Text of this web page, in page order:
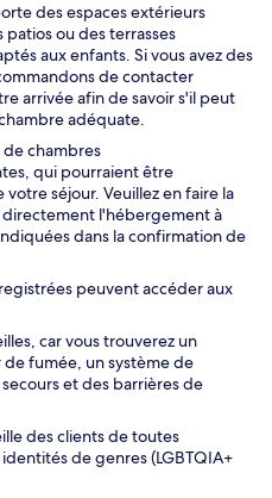
des espaces extérieurs
ou des terrasses
aux enfants. Si vous avez des
de contacter
arrivée afin de savoir s'il peut
adéquate.
chambres
qui pourraient être
séjour. Veuillez en faire la
l'hébergement à
dans la confirmation de
peuvent accéder aux
car vous trouverez un
fumée, un système de
et des barrières de
des clients de toutes
de genres (LGBTQIA+